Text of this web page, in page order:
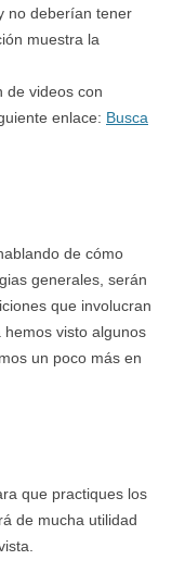
no deberían tener
muestra la
de videos con
enlace: Busca
de cómo
generales, serán
que involucran
visto algunos
un poco más en
que practiques los
de mucha utilidad